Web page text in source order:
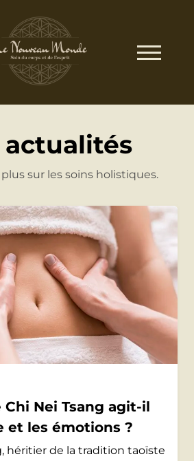
actualités
sur les soins holistiques.
Nei Tsang agit-il
et les émotions ?
héritier de la tradition taoïste